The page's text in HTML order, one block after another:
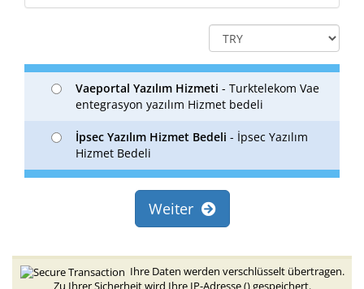
Vaeportal Yazılım Hizmeti - Turktelekom Vae
entegrasyon yazılım Hizmet bedeli
İpsec Yazılım Hizmet Bedeli - İpsec Yazılım
Hizmet Bedeli
Weiter
Ihre Daten werden verschlüsselt übertragen.